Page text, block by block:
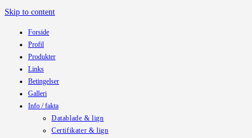
Skip to content
Forside
Profil
Produkter
Links
Betingelser
Galleri
Info / fakta
Datablade & lign
Certifikater & lign